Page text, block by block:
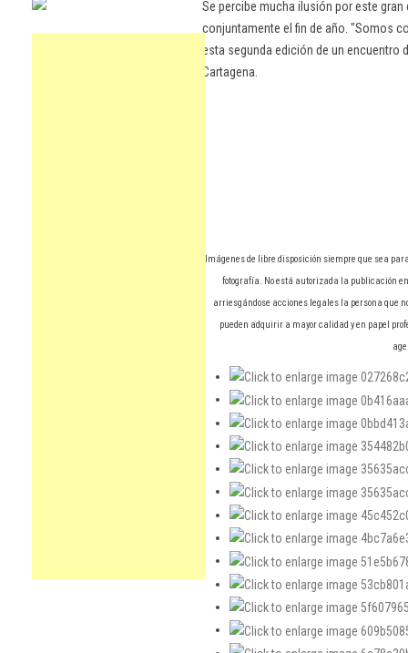
Se percibe mucha ilusión por este
conjuntamente el fin de año. "Somos
esta segunda edición de un
Cartagena.
Imágenes de libre disposición siempre que sea
fotografía. No está autorizada la publicación
arriesgándose acciones legales la persona que
pueden adquirir a mayor calidad y en papel